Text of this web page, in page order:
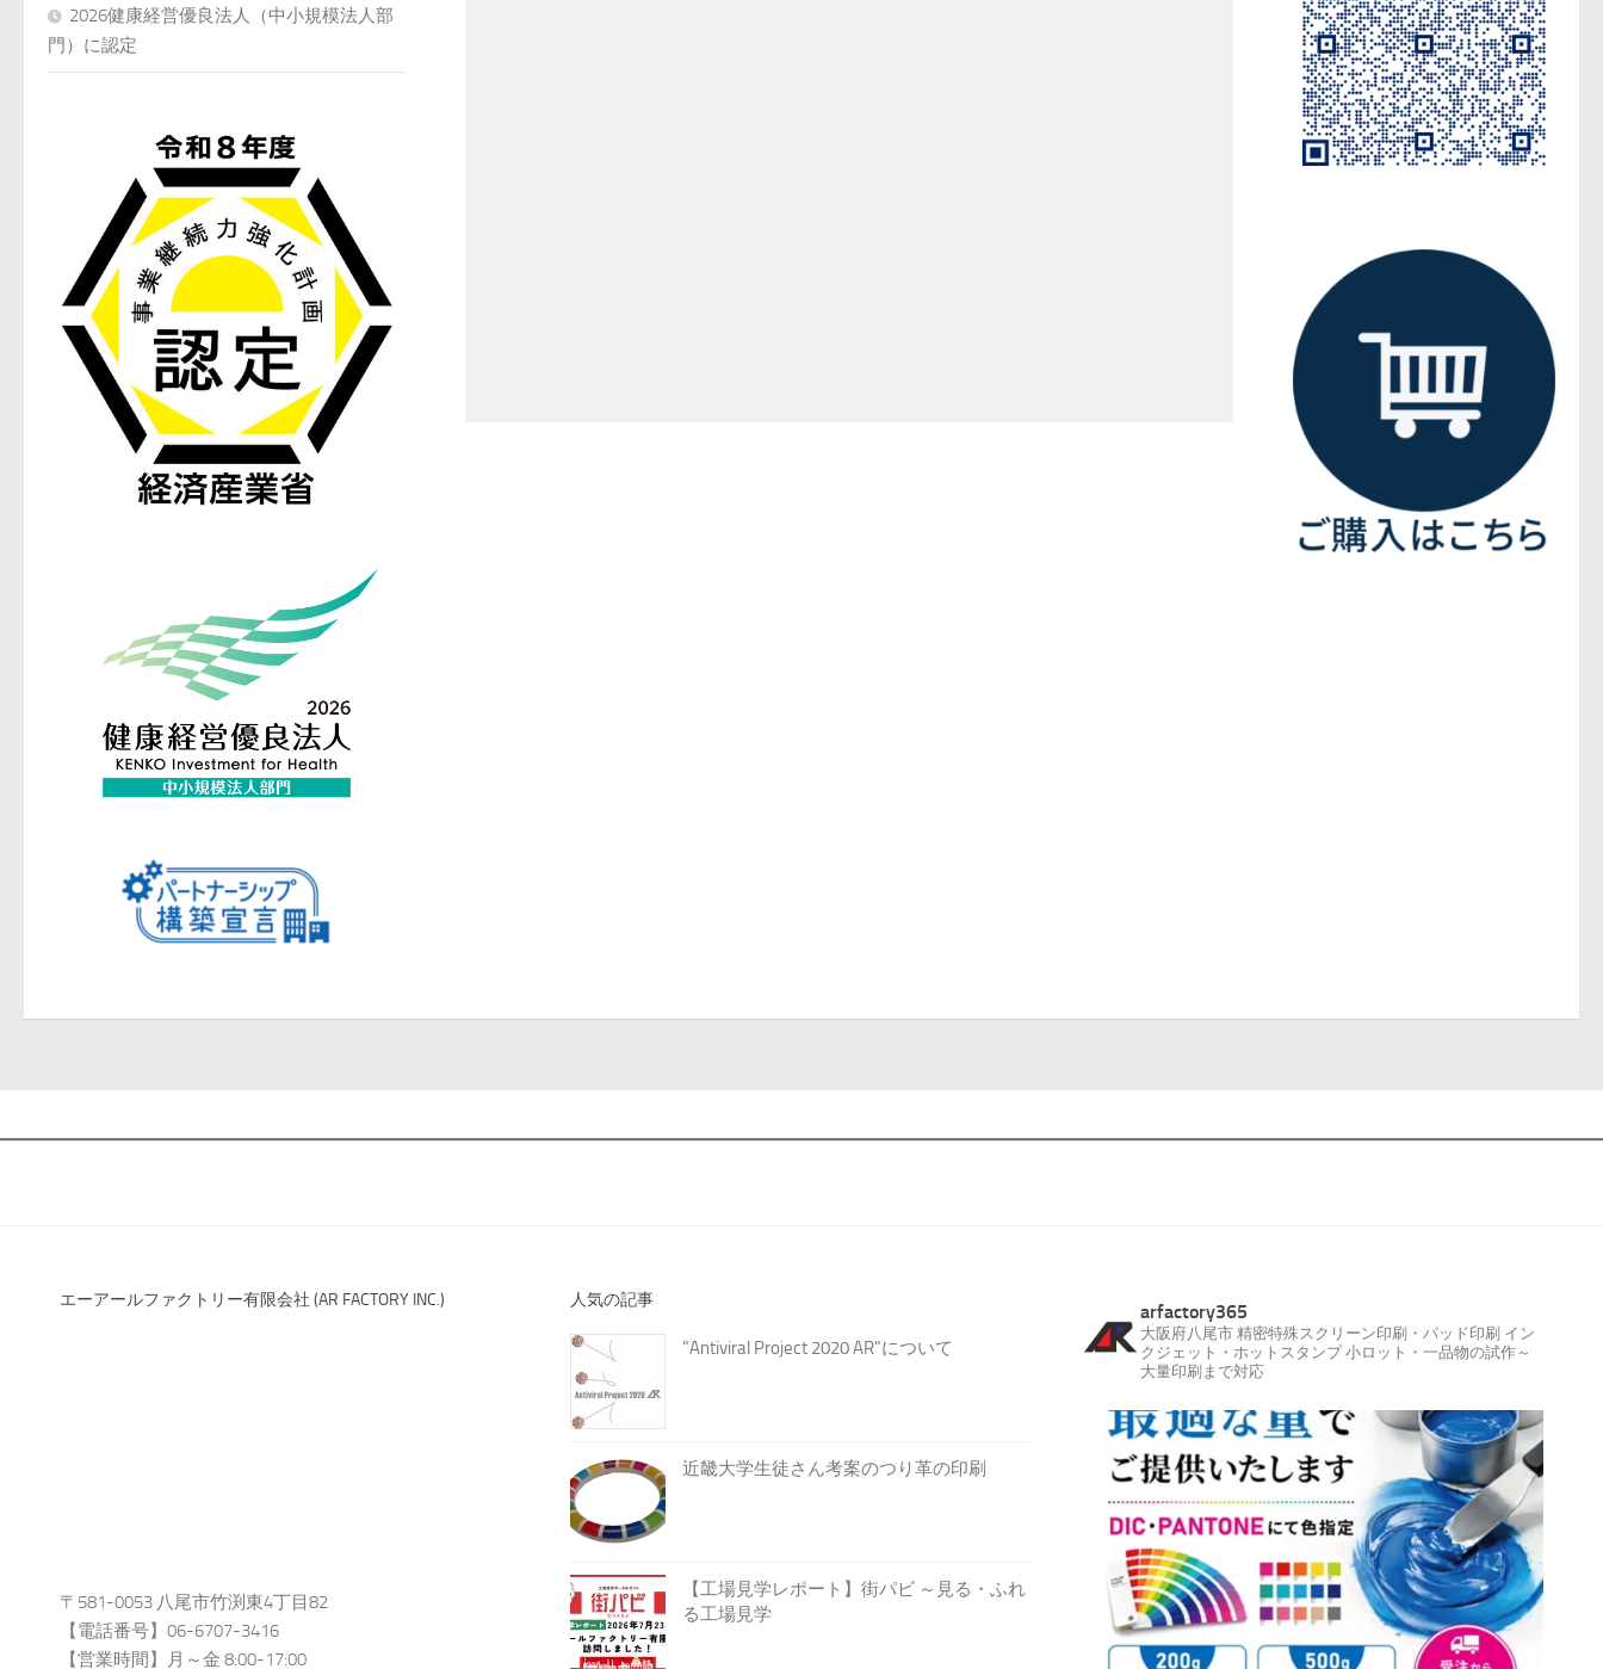
2026健康経営優良法人（中小規模法人部
門）に認定
エーアールファクトリー有限会社 (AR FACTORY INC.)
〒581-0053 八尾市竹渕東4丁目82
【電話番号】06-6707-3416
【営業時間】月～金 8:00-17:00
人気の記事
"Antiviral Project 2020 AR"について
近畿大学生徒さん考案のつり革の印刷
【工場見学レポート】街パビ ～見る・ふれ
る工場見学
arfactory365
大阪府八尾市精密特殊スクリーン印刷・パッド印刷 イン
クジェット・ホットスタンプ小ロット・一品物の試作～
大量印刷まで対応